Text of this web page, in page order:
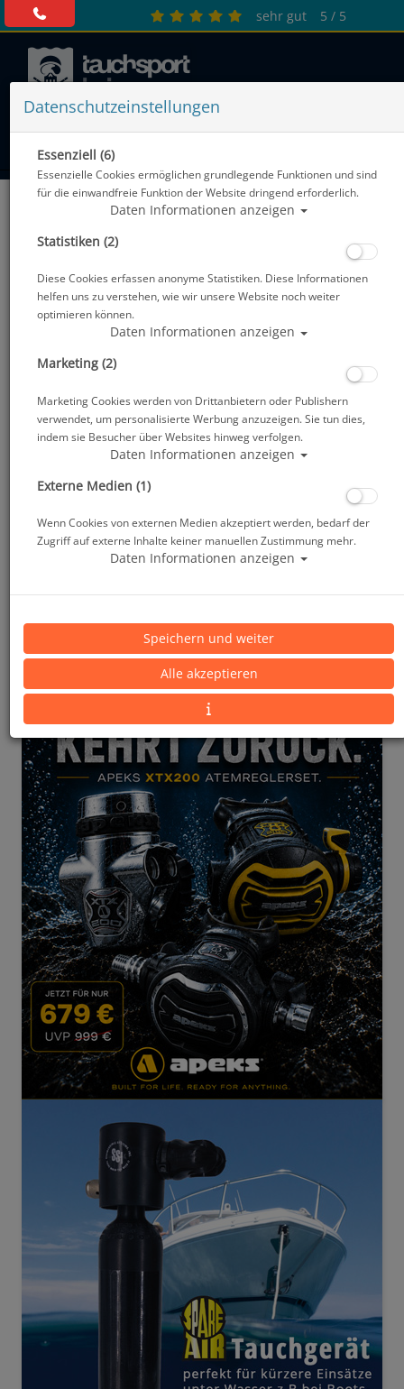
sehr gut 5 / 5
Datenschutzeinstellungen
Essenziell (6)
Essenzielle Cookies ermöglichen grundlegende Funktionen und sind
für die einwandfreie Funktion der Website dringend erforderlich.
Daten Informationen anzeigen
Statistiken (2)
Diese Cookies erfassen anonyme Statistiken. Diese Informationen
helfen uns zu verstehen, wie wir unsere Website noch weiter
optimieren können.
Daten Informationen anzeigen
Marketing (2)
Marketing Cookies werden von Drittanbietern oder Publishern
verwendet, um personalisierte Werbung anzuzeigen. Sie tun dies,
indem sie Besucher über Websites hinweg verfolgen.
Daten Informationen anzeigen
Externe Medien (1)
Wenn Cookies von externen Medien akzeptiert werden, bedarf der
Zugriff auf externe Inhalte keiner manuellen Zustimmung mehr.
Daten Informationen anzeigen
Speichern und weiter
Alle akzeptieren